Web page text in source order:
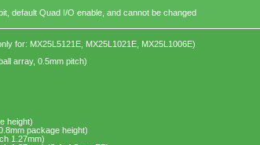
default Quad I/O enable, and cannot be changed
for: MX25L5121E, MX25L1021E, MX25L1006E)
array, 0.5mm pitch)
height)
package height)
1.27mm)